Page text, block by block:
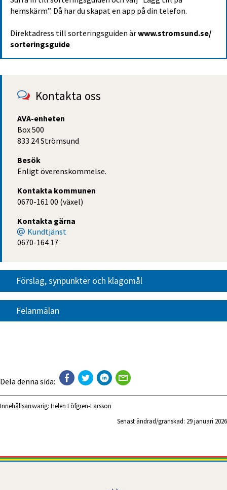
hemskärm”. Då har du skapat en app på din telefon.
Direktadress till sorteringsguiden är www.stromsund.se/
sorteringsguide
Kontakta oss
AVA-enheten
Box 500
833 24 Strömsund
Besök
Enligt överenskommelse.
Kontakta kommunen
0670-161 00 (växel)
Kontakta gärna
Kundtjänst
0670-164 17
Förslag, synpunkter och klagomål
Felanmälan
Dela denna sida:
Innehållsansvarig: Helen Löfgren-Larsson
Senast ändrad/granskad: 29 januari 2026